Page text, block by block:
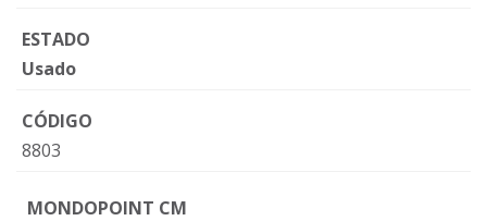
ESTADO
Usado
CÓDIGO
8803
MONDOPOINT CM